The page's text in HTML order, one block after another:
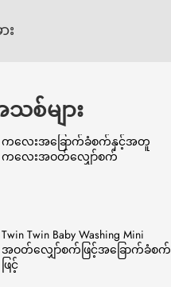
း
များ
ကလေးအခြောက်ခံစက်နှင့်အတူ
ကလေးအဝတ်လျှော်စက်
Twin Twin Baby Washing Mini
အဝတ်လျှော်စက်ဖြင့်အခြောက်ခံစက်
ဖြင့်